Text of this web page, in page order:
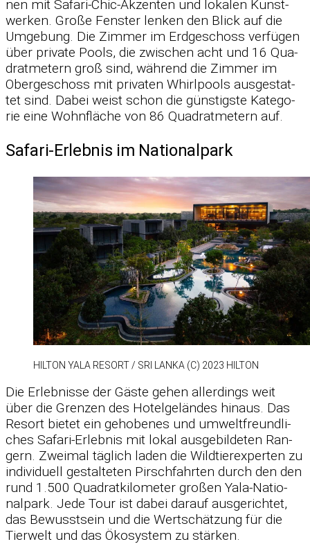
nen mit Sa­fari-Chic-Ak­zen­ten und lo­ka­len Kunst­
wer­ken. Große Fens­ter len­ken den Blick auf die
Um­ge­bung. Die Zim­mer im Erd­ge­schoss ver­fü­gen
über pri­vate Pools, die zwi­schen acht und 16 Qua­
drat­me­tern groß sind, wäh­rend die Zim­mer im
Ober­ge­schoss mit pri­va­ten Whirl­pools aus­ge­stat­
tet sind. Da­bei weist schon die güns­tigste Ka­te­go­
rie eine Wohn­flä­che von 86 Qua­drat­me­tern auf.
Safari-Erlebnis im Nationalpark
HIL­TON YALA RE­SORT /​ SRI LANKA (C) 2023 HIL­TON
Die Er­leb­nisse der Gäste ge­hen al­ler­dings weit
über die Gren­zen des Ho­tel­ge­län­des hin­aus. Das
Re­sort bie­tet ein ge­ho­be­nes und um­welt­freund­li­
ches Sa­fari-Er­leb­nis mit lo­kal aus­ge­bil­de­ten Ran­
gern. Zwei­mal täg­lich la­den die Wild­tier­ex­per­ten zu
in­di­vi­du­ell ge­stal­te­ten Pirsch­fahr­ten durch den den
rund 1.500 Qua­drat­ki­lo­me­ter gro­ßen Yala-Na­tio­
nal­park. Jede Tour ist da­bei dar­auf aus­ge­rich­tet,
das Be­wusst­sein und die Wert­schät­zung für die
Tier­welt und das Öko­sys­tem zu stär­ken.